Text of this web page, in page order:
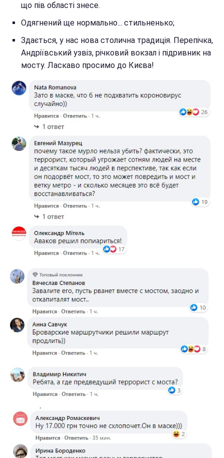
що пів області знесе.
Одягнений ще нормально... стильненько;
Здається, у нас нова столична традиція. Перепічка,
Андріївський узвіз, річковий вокзал і підривник на
мосту. Ласкаво просимо до Києва!